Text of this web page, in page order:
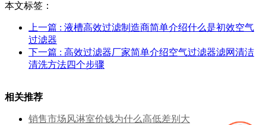
本文标签：
上一篇 : 液槽高效过滤制造商简单介绍什么是初效空气
过滤器
下一篇 : 高效过滤器厂家简单介绍空气过滤器滤网清洁
清洗方法四个步骤
相关推荐
销售市场风淋室价钱为什么高低差别大